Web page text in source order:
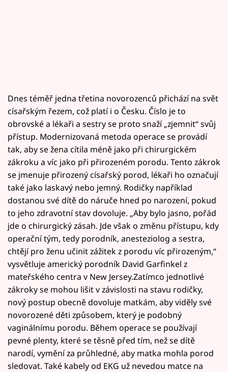
Dnes téměř jedna třetina novorozenců přichází na svět
císařským řezem, což platí i o Česku. Číslo je to
obrovské a lékaři a sestry se proto snaží „zjemnit“ svůj
přístup. Modernizovaná metoda operace se provádí
tak, aby se žena cítila méně jako při chirurgickém
zákroku a víc jako při přirozeném porodu. Tento zákrok
se jmenuje přirozený císařský porod, lékaři ho označují
také jako laskavý nebo jemný. Rodičky například
dostanou své dítě do náruče hned po narození, pokud
to jeho zdravotní stav dovoluje. „Aby bylo jasno, pořád
jde o chirurgický zásah. Jde však o změnu přístupu, kdy
operační tým, tedy porodník, anesteziolog a sestra,
chtějí pro ženu učinit zážitek z porodu víc přirozeným,“
vysvětluje americký porodník David Garfinkel z
mateřského centra v New Jersey.Zatímco jednotlivé
zákroky se mohou lišit v závislosti na stavu rodičky,
nový postup obecně dovoluje matkám, aby viděly své
novorozené děti způsobem, který je podobný
vaginálnímu porodu. Během operace se používají
pevné plenty, které se těsně před tím, než se dítě
narodí, vymění za průhledné, aby matka mohla porod
sledovat. Také kabely od EKG už nevedou matce na